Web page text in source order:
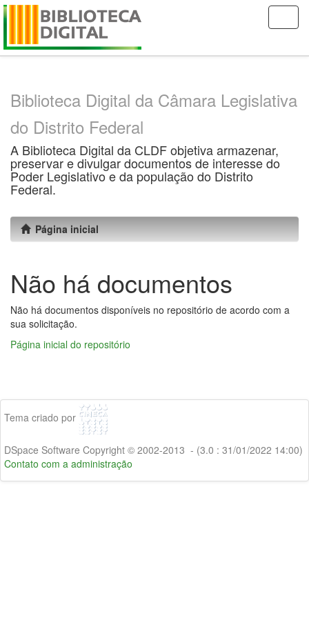
Skip
Biblioteca Digital da Câmara Legislativa
do Distrito Federal
A Biblioteca Digital da CLDF objetiva armazenar,
preservar e divulgar documentos de interesse do
Poder Legislativo e da população do Distrito
Federal.
Página inicial
Não há documentos
Não há documentos disponíveis no repositório de acordo com a
sua solicitação.
Página inicial do repositório
Tema criado por
DSpace Software Copyright © 2002-2013 - (3.0 : 31/01/2022 14:00)
Contato com a administração